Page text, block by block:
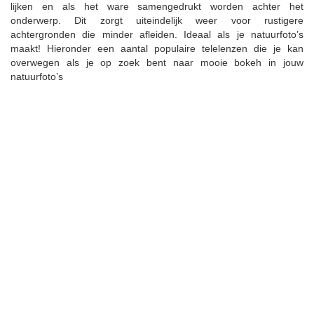
lijken en als het ware samengedrukt worden achter het
onderwerp. Dit zorgt uiteindelijk weer voor rustigere
achtergronden die minder afleiden. Ideaal als je natuurfoto’s
maakt! Hieronder een aantal populaire telelenzen die je kan
overwegen als je op zoek bent naar mooie bokeh in jouw
natuurfoto’s